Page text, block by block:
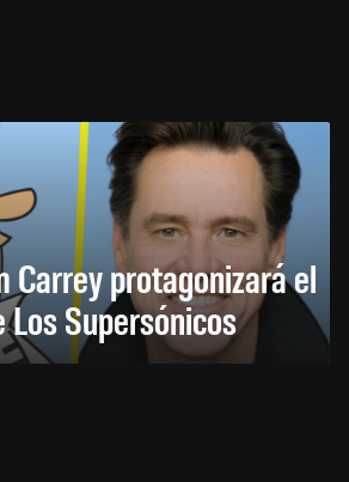
Carrey protagonizará el
Supersónicos